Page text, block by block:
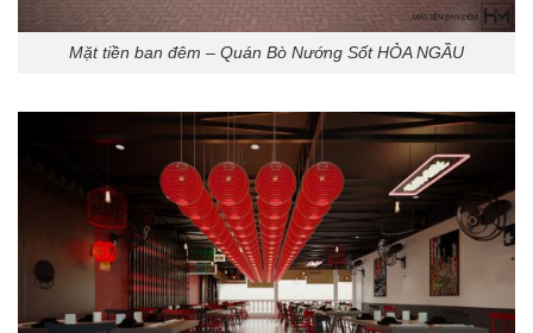
Mặt tiền ban đêm – Quán Bò Nướng Sốt HỎA NGẦU